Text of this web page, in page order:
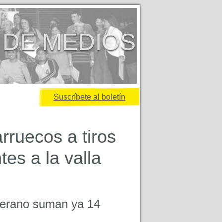
MEDIOS
Suscríbete al boletín
a tiros
a la valla
suman ya 14